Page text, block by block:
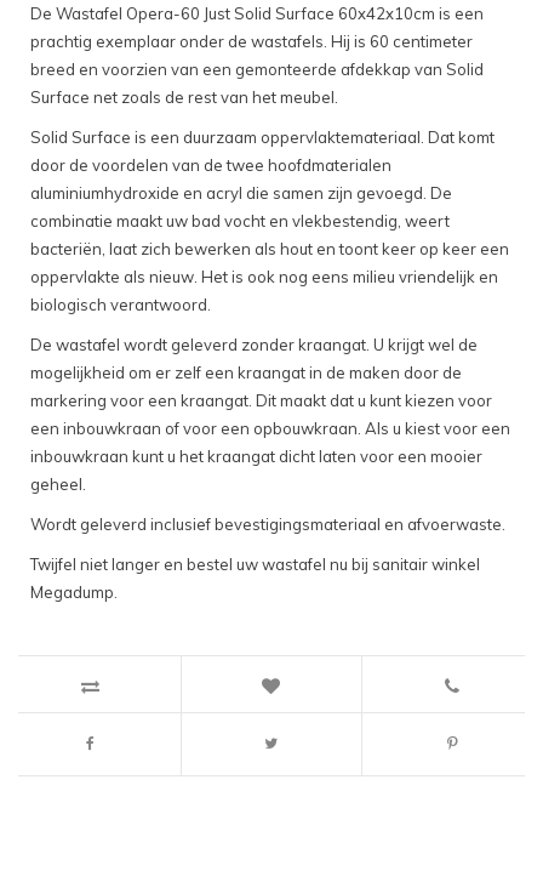
De Wastafel Opera-60 Just Solid Surface 60x42x10cm is een
prachtig exemplaar onder de wastafels. Hij is 60 centimeter
breed en voorzien van een gemonteerde afdekkap van Solid
Surface net zoals de rest van het meubel.
Solid Surface is een duurzaam oppervlaktemateriaal. Dat komt
door de voordelen van de twee hoofdmaterialen
aluminiumhydroxide en acryl die samen zijn gevoegd. De
combinatie maakt uw bad vocht en vlekbestendig, weert
bacteriën, laat zich bewerken als hout en toont keer op keer een
oppervlakte als nieuw. Het is ook nog eens milieu vriendelijk en
biologisch verantwoord.
De wastafel wordt geleverd zonder kraangat. U krijgt wel de
mogelijkheid om er zelf een kraangat in de maken door de
markering voor een kraangat. Dit maakt dat u kunt kiezen voor
een inbouwkraan of voor een opbouwkraan. Als u kiest voor een
inbouwkraan kunt u het kraangat dicht laten voor een mooier
geheel.
Wordt geleverd inclusief bevestigingsmateriaal en afvoerwaste.
Twijfel niet langer en bestel uw wastafel nu bij sanitair winkel
Megadump.